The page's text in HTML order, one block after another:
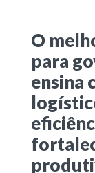
O
para
ensina